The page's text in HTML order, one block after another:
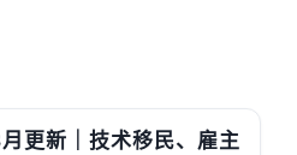
更新｜技术移民、雇主